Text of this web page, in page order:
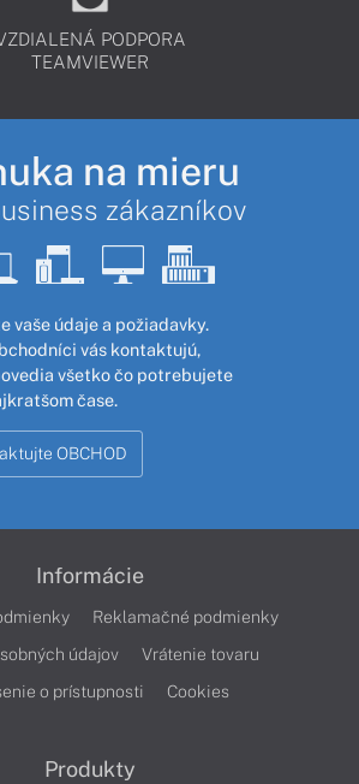
PODPORA
TEAMVIEWER
na mieru
zákazníkov
vaše údaje a požiadavky.
vás kontaktujú,
všetko čo potrebujete
čase.
OBCHOD
Informácie
Reklamačné podmienky
údajov
Vrátenie tovaru
o prístupnosti
Cookies
Produkty